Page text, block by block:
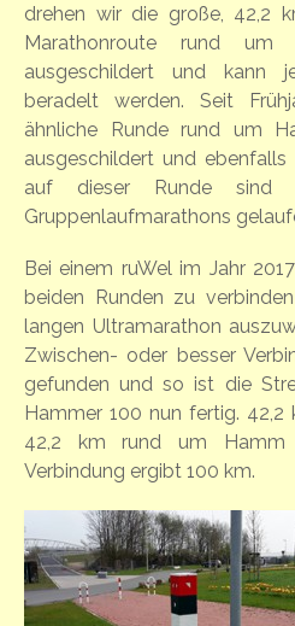
drehen wir die große, 42,2
Marathonroute rund
ausgeschildert und kann
beradelt werden. Seit
ähnliche Runde rund um
ausgeschildert und
auf dieser Runde sind
Gruppenlaufmarathons
Bei einem ruWel im Jahr
beiden Runden zu
langen Ultramarathon
Zwischen- oder besser
gefunden und so ist die
Hammer 100 nun fertig.
42,2 km rund um
Verbindung ergibt 100 km.